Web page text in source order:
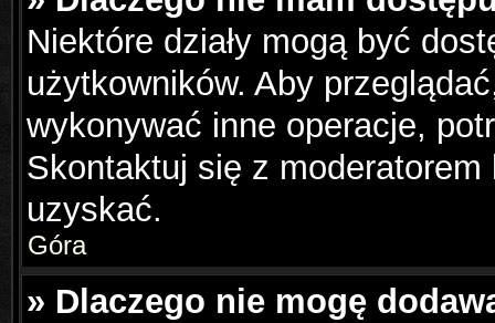
Niektóre działy mogą być
użytkowników. Aby
wykonywać inne operacje,
Skontaktuj się z
uzyskać.
Góra
» Dlaczego nie mogę